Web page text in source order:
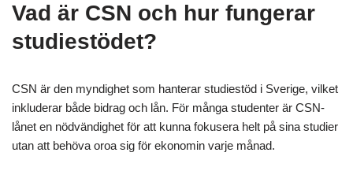
Vad är CSN och hur fungerar
studiestödet?
CSN är den myndighet som hanterar studiestöd i Sverige, vilket
inkluderar både bidrag och lån. För många studenter är CSN-
lånet en nödvändighet för att kunna fokusera helt på sina studier
utan att behöva oroa sig för ekonomin varje månad.